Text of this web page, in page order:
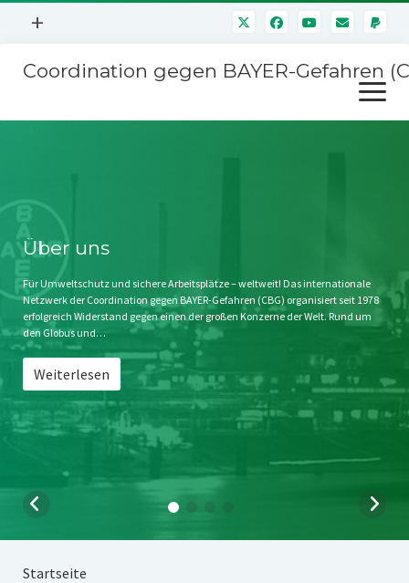
Menü
+
Mitmachen
Kontakt
Impressum
Störfälle
Coordination gegen BAYER-Gefahren
Menü
öffnen
Stichwort BAYER
Jahrestagung
SPENDEN
Über uns
Für Umweltschutz und sichere Arbeitsplätze – weltweit! Das internationale
Netzwerk der Coordination gegen BAYER-Gefahren (CBG) organisiert seit 1978
erfolgreich Widerstand gegen einen der großen Konzerne der Welt. Rund um
den Globus und…
Weiterlesen
Startseite